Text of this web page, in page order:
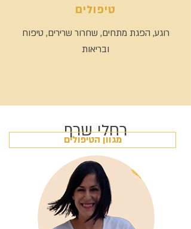
רחלי שרף
מגוון הטיפולים
טיפולים
רוגע, הפגת מתחים, שחרור שרירים, טיפוח
ובריאות